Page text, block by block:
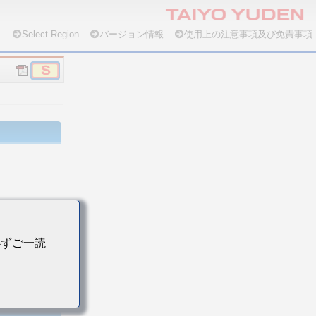
Select Region バージョン情報 使用上の注意事項及び免責事項
ご一読